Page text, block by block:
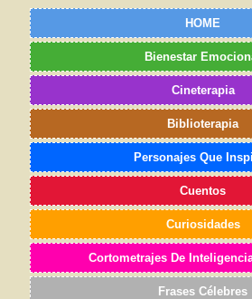
HOME
Bienestar
Cineterapia
Biblioterapia
Personajes Que
Cuentos
Curiosidades
Cortometrajes De
Frases Célebres